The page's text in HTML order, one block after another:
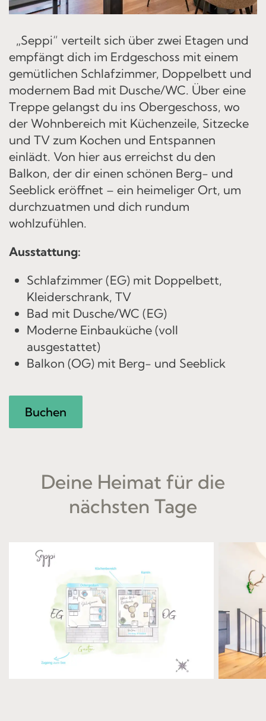
„Seppi“ verteilt sich über zwei Etagen und
empfängt dich im Erdgeschoss mit einem
gemütlichen Schlafzimmer, Doppelbett und
modernem Bad mit Dusche/WC. Über eine
Treppe gelangst du ins Obergeschoss, wo
der Wohnbereich mit Küchenzeile, Sitzecke
und TV zum Kochen und Entspannen
einlädt. Von hier aus erreichst du den
Balkon, der dir einen schönen Berg- und
Seeblick eröffnet – ein heimeliger Ort, um
durchzuatmen und dich rundum
wohlzufühlen.
Ausstattung:
Schlafzimmer (EG) mit Doppelbett,
Kleiderschrank, TV
Bad mit Dusche/WC (EG)
Moderne Einbauküche (voll
ausgestattet)
Balkon (OG) mit Berg- und Seeblick
Buchen
Deine Heimat für die
nächsten Tage